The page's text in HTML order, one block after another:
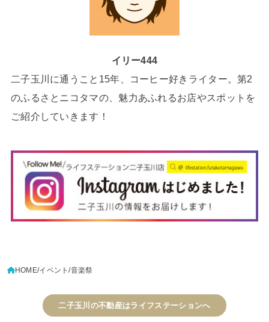
イリー444
二子玉川に通うこと15年、コーヒー好きライター。第2
のふるさとニコタマの、魅力あふれるお店やスポットを
ご紹介していきます！
HOME イベント 音楽祭
二子玉川の不動産はライフステーションへ